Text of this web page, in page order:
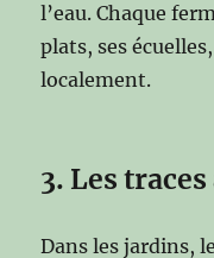
l’eau. Chaque
plats, ses
localement.
3. Les
Dans les jardins,